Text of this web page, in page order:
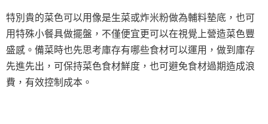
特別貴的菜色可以用像是生菜或炸米粉做為輔料墊底，也可
用特殊小餐具做擺盤，不僅便宜更可以在視覺上營造菜色豐
盛感。備菜時也先思考庫存有哪些食材可以運用，做到庫存
先進先出，可保持菜色食材鮮度，也可避免食材過期造成浪
費，有效控制成本。